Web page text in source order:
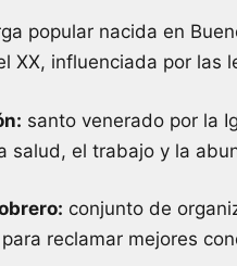
popular nacida en
XX, influenciada por las
santo venerado por la
salud, el trabajo y la
conjunto de
reclamar mejores